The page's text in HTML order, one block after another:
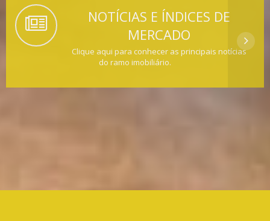
NOTÍCIAS E ÍNDICES DE
MERCADO
Clique aqui para conhecer as principais notícias
do ramo imobiliário.